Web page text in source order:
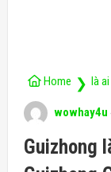
Home ❯ là ai
wowhay4u
Guizhong